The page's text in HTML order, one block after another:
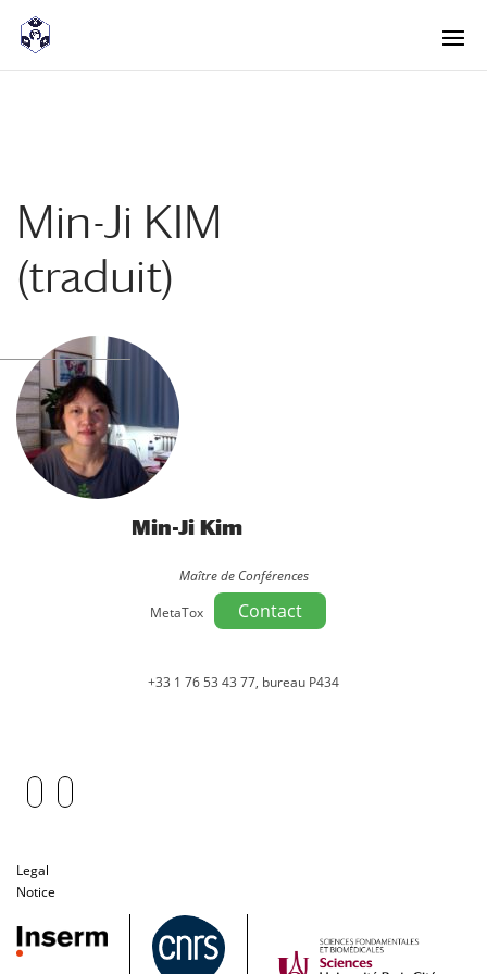
<! -- Pour avoir les accordéons fermés par défaut -->
Min-Ji KIM
(traduit)
Min-Ji Kim
Maître de Conférences
MetaTox
Contact
+33 1 76 53 43 77, bureau P434
Legal
Notice